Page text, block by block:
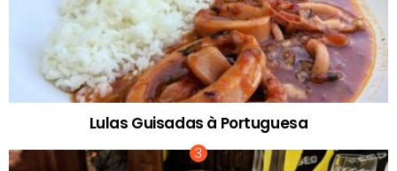
Lulas Guisadas à Portuguesa